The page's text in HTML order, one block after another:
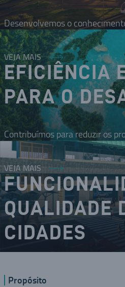
Desenvolvemos o
VEJA MAIS
EFICIÊNCIA
PARA O
Contribuímos para reduzir os
VEJA MAIS
QUALIDADE
CIDADES
Propósito